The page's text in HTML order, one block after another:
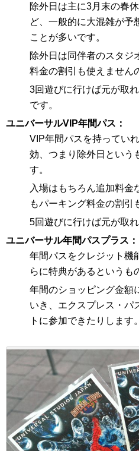
除外日は主に3月末の春
ど、一般的に大混雑が予
ことが多いです。
除外日は同伴者のスタジ
料金の割引も使えません
3回遊びに行けば元が取
です。
ユニバーサルVIP年間パス
VIP年間パスを持ってい
効、つまり除外日という
す。
入場はもちろん追加料金
もパーキング料金の割引
5回遊びに行けば元が取れ
ユニバーサル年間パスプラス
年間パスをクレジット機
らに特典があるというも
年間のショッピング金額
いき、エクスプレス・パ
トに参加できたりします。